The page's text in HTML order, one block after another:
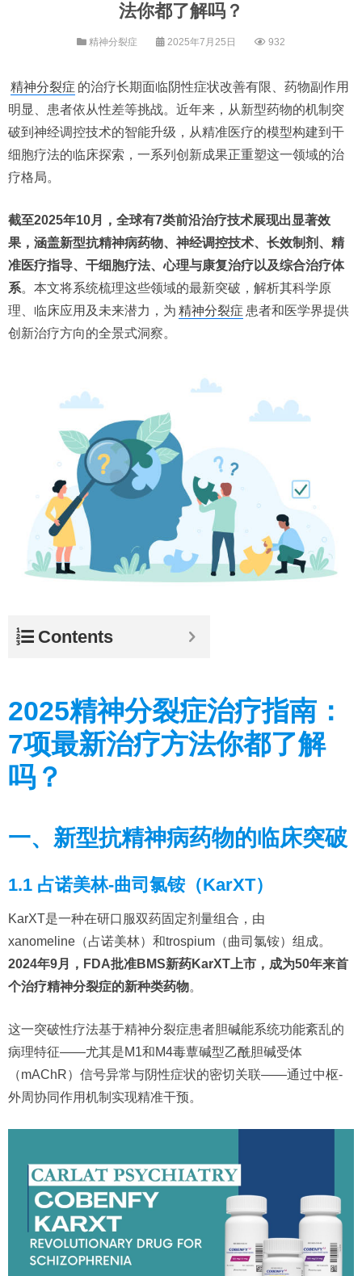
法你都了解吗？
精神分裂症 2025年7月25日 932
精神分裂症 的治疗长期面临阴性症状改善有限、药物副作用
明显、患者依从性差等挑战。近年来，从新型药物的机制突
破到神经调控技术的智能升级，从精准医疗的模型构建到干
细胞疗法的临床探索，一系列创新成果正重塑这一领域的治
疗格局。
截至2025年10月，全球有7类前沿治疗技术展现出显著效
果，涵盖新型抗精神病药物、神经调控技术、长效制剂、精
准医疗指导、干细胞疗法、心理与康复治疗以及综合治疗体
系。本文将系统梳理这些领域的最新突破，解析其科学原
理、临床应用及未来潜力，为 精神分裂症 患者和医学界提供
创新治疗方向的全景式洞察。
Contents
2025精神分裂症治疗指南：
7项最新治疗方法你都了解
吗？
一、新型抗精神病药物的临床突破
1.1 占诺美林-曲司氯铵（KarXT）
KarXT是一种在研口服双药固定剂量组合，由
xanomeline（占诺美林）和trospium（曲司氯铵）组成。
2024年9月，FDA批准BMS新药KarXT上市，成为50年来首
个治疗精神分裂症的新种类药物。
这一突破性疗法基于精神分裂症患者胆碱能系统功能紊乱的
病理特征——尤其是M1和M4毒蕈碱型乙酰胆碱受体
（mAChR）信号异常与阴性症状的密切关联——通过中枢-
外周协同作用机制实现精准干预。